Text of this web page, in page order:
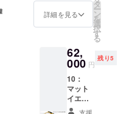
ゴール
ド色.ピ
ド色
ｍ ・素
材：時
レスス
ティー
ル
キャリ
ング
ケース/
・商品
サイ
ｃｍ
（リュ
まず）×
厚み1ｃ
ｍ×ラグ
イアル
＆針
プ
作マ
ニュア
ル
計組立
てキッ
内容
１．必
要な工
具一
式
２.
詳細を見る
タ
ー
ン
を
選
択
す
る
62,
000 円
残り5
10：
マット
イエ
ロー/白